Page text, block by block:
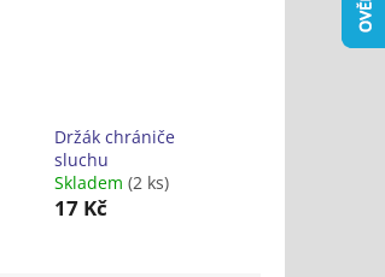
Držák chrániče
sluchu
Skladem (2 ks)
17 Kč